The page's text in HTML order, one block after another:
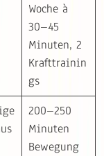
Woche à
30–45
Minuten, 2
Krafttrainin
gs
200–250
Minuten
Bewegung